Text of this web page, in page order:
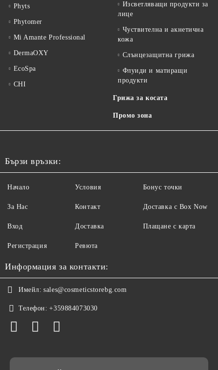
Phyts
Phytomer
Mi Amante Professional
DermaOXY
EcoSpa
CHI
Изсветляващи продукти за
лице
Чуствителна и акнетична
кожа
Слънцезащитна грижа
Флуиди и матиращи
продукти
Грижа за косата
Промо зона
Бързи връзки:
Начало
За Нас
Вход
Регистрация
Условия
Контакт
Доставка
Ревюта
Бонус точки
Доставка с Box Now
Плащане с карта
Информация за контакти:
Имейл: sales@cosmeticstorebg.com
Телефон: +359884073030